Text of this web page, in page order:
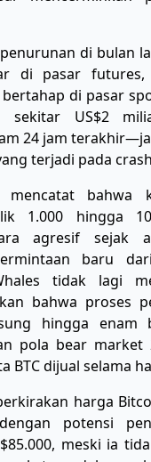
di bulan
di pasar
di pasar
sekitar US$2
24 jam
terjadi pada
mencatat bahwa
1.000 hingga
agresif sejak
baru
tidak lagi
bahwa proses
hingga enam
pola bear market
BTC dijual selama
harga
potensi
meski ia